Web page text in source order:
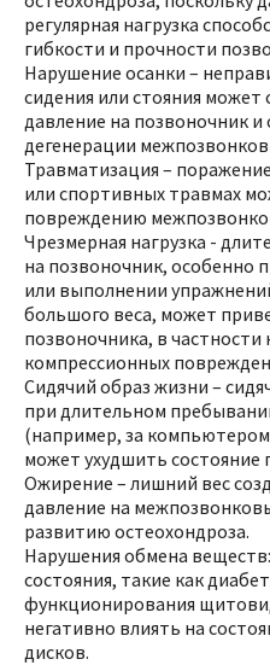
регулярная нагрузка
гибкости и прочности
Нарушение осанки –
сидения или стояния
давление на позвоночник и
дегенерации
Травматизация –
или спортивных травмах
повреждению
Чрезмерная нагрузка -
на позвоночник, особенно
или выполнении
большого веса, может
позвоночника, в
компрессионных
Сидячий образ жизни –
при длительном
(например, за
может ухудшить состояние
Ожирение – лишний вес
давление на
развитию остеохондроза.
Нарушения обмена
состояния, такие как
функционирования
негативно влиять на
дисков.